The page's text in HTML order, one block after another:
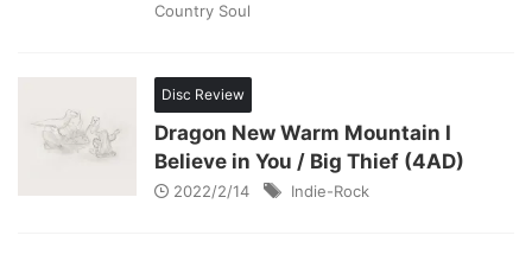
Country Soul
Disc Review
Dragon New Warm Mountain I
Believe in You / Big Thief (4AD)
2022/2/14 Indie-Rock